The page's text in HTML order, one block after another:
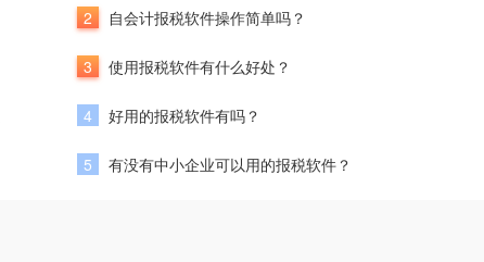
2 自会计报税软件操作简单吗？
3 使用报税软件有什么好处？
4 好用的报税软件有吗？
5 有没有中小企业可以用的报税软件？